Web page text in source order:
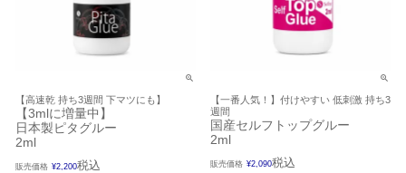
【高速乾 持ち3週間 下マツにも】
【3mlに増量中】
日本製ピタグルー
2ml
販売価格 ¥2,200税込
【一番人気！】付けやすい 低刺激 持ち3
週間
国産セルフトップグルー
2ml
販売価格 ¥2,090税込